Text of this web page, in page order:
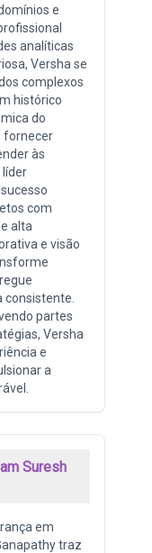
e
analíticas
Versha se
complexos
histórico
do
fornecer
às
líder
com
alta
e visão
partes
Versha
e
a
Suresh
em
traz